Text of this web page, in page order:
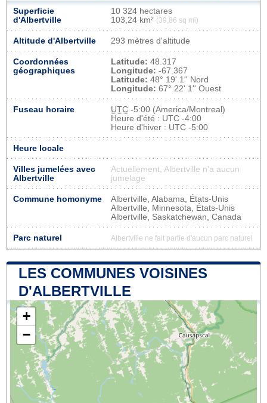
Superficie
d'Albertville
10 324 hectares
103,24 km² (39,86 sq mi)
Altitude d'Albertville 293 mètres d'altitude
Coordonnées
géographiques
Latitude: 48.317
Longitude: -67.367
Latitude: 48° 19' 1'' Nord
Longitude: 67° 22' 1'' Ouest
Fuseau horaire UTC -5:00 (America/Montreal)
Heure d'été : UTC -4:00
Heure d'hiver : UTC -5:00
Heure locale
Villes jumelées avec
Albertville
Actuellement, Albertville n'a aucun
jumelage
Commune homonyme
Albertville, Alabama, États-Unis
Albertville, Minnesota, États-Unis
Albertville, Saskatchewan, Canada
Parc naturel Albertville ne fait partie d'aucun parc naturel
LES COMMUNES VOISINES
D'ALBERTVILLE
+
−